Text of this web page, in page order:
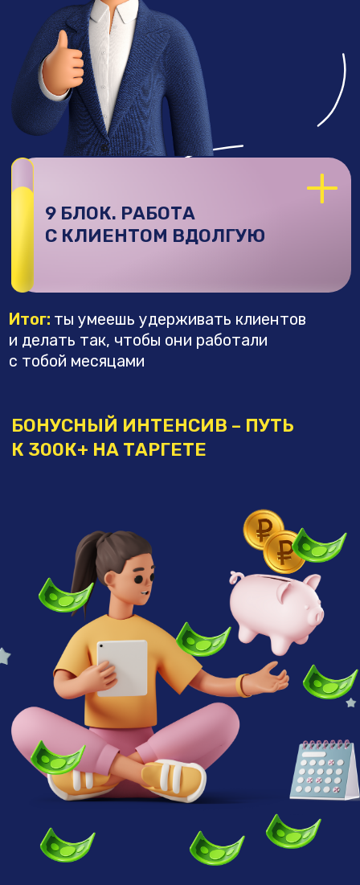
ПРОДОЛЖЕНИЕ ПУТИ
ПОСЛЕ КУРСА – «КЛУБ
ТАРГЕТОЛОГОВ»
База вакансий с платными проектами
по завершению курса (для клуба)
Возможность сопровождения
действующими таргетологами-
Я ГОТОВ, КУДА ПЛАТИТЬ?
О СОЗДАТЕЛЯХ
ШКОЛЫ
КСЕНИЯ ШАПОВАЛОВА